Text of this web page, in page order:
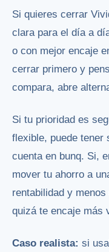
Si quieres cerrar
clara para el día a
o con mejor encaje
cerrar primero y
compara, abre
Si tu prioridad es
flexible, puede tener
cuenta en bunq. Si,
mover tu ahorro a
rentabilidad y
quizá te encaje más
Caso realista: si